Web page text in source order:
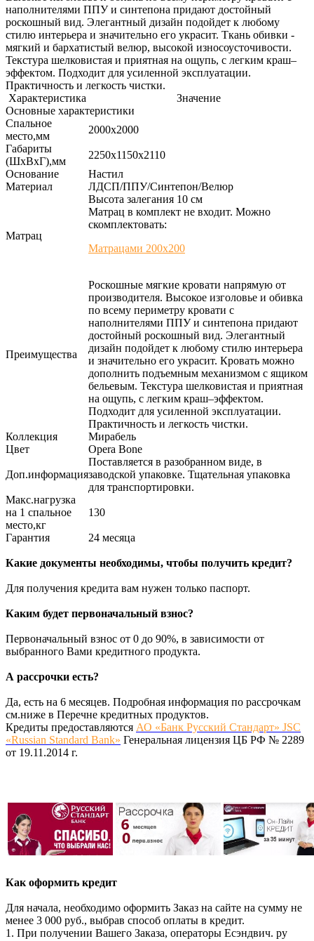
наполнителями ППУ и синтепона придают достойный
роскошный вид. Элегантный дизайн подойдет к любому
стилю интерьера и значительно его украсит. Ткань обивки -
мягкий и бархатистый велюр, высокой износоусточивости.
Текстура шелковистая и приятная на ощупь, с легким краш–
эффектом. Подходит для усиленной эксплуатации.
Практичность и легкость чистки.
Характеристика
Значение
Основные характеристики
Спальное
место,мм
2000х2000
Габариты
(ШхВхГ),мм
2250х1150х2110
Основание
Настил
Материал
ЛДСП/ППУ/Синтепон/Велюр
Матрац
Высота залегания 10 см
Матрац в комплект не входит. Можно
скомплектовать:
Матрацами 200х200
Преимущества
Роскошные мягкие кровати напрямую от
производителя. Высокое изголовье и обивка
по всему периметру кровати с
наполнителями ППУ и синтепона придают
достойный роскошный вид. Элегантный
дизайн подойдет к любому стилю интерьера
и значительно его украсит. Кровать можно
дополнить подъемным механизмом с ящиком
бельевым. Текстура шелковистая и приятная
на ощупь, с легким краш–эффектом.
Подходит для усиленной эксплуатации.
Практичность и легкость чистки.
Коллекция
Мирабель
Цвет
Opera Bone
Доп.информация
Поставляется в разобранном виде, в
заводской упаковке. Тщательная упаковка
для транспортировки.
Макс.нагрузка
на 1 спальное
место,кг
130
Гарантия 24 месяца
Какие документы необходимы, чтобы получить кредит?
Для получения кредита вам нужен только паспорт.
Каким будет первоначальный взнос?
Первоначальный взнос от 0 до 90%, в зависимости от
выбранного Вами кредитного продукта.
А рассрочки есть?
Да, есть на 6 месяцев. Подробная информация по рассрочкам
см.ниже в Перечне кредитных продуктов.
Кредиты предоставляются АО «Банк Русский Стандарт» JSC
«Russian Standard Bank» Генеральная лицензия ЦБ РФ № 2289
от 19.11.2014 г.
Как оформить кредит
Для начала, необходимо оформить Заказ на сайте на сумму не
менее 3 000 руб., выбрав способ оплаты в кредит.
1. При получении Вашего Заказа, операторы Есэндвич. ру